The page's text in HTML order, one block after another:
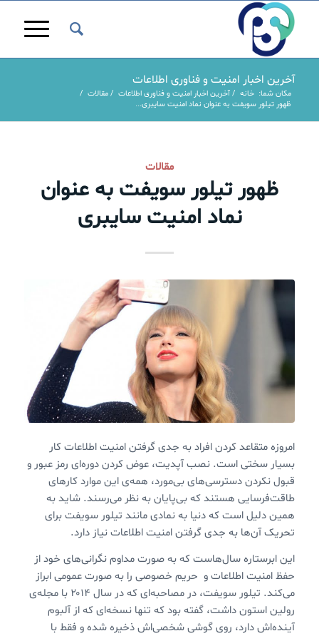
آخرین اخبار امنیت و فناوری اطلاعات
مکان شما: خانه / آخرین اخبار امنیت و فناوری اطلاعات / مقالات /
ظهور تیلور سویفت به عنوان نماد امنیت سایبری...
مقالات
ظهور تیلور سویفت به عنوان
نماد امنیت سایبری
امروزه متقاعد کردن افراد به جدی گرفتن امنیت اطلاعات کار
بسیار سختی است. نصب آپدیت، عوض کردن دوره‌ای رمز عبور و
قبول نکردن دسترسی‌های بی‌مورد، همه‌ی این موارد کارهای
طاقت‌فرسایی هستند که بی‌پایان به نظر می‌رسند. شاید به
همین دلیل است که دنیا به نمادی مانند تیلور سویفت برای
تحریک آن‌ها به جدی گرفتن امنیت اطلاعات نیاز دارد.
این ابرستاره سال‌هاست که به صورت مداوم نگرانی‌های خود از
حفظ امنیت اطلاعات و حریم خصوصی را به صورت عمومی ابراز
می‌کند. تیلور سویفت، در مصاحبه‌ای که در سال ۲۰۱۴ با مجله‌ی
رولین استون داشت، گفته بود که تنها نسخه‌ای که از آلبوم
آینده‌اش دارد، روی گوشی شخصی‌اش ذخیره شده و فقط با